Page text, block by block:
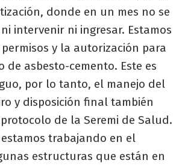
donde en un mes no se
intervenir ni ingresar. Estamos
y la autorización para
de asbesto-cemento. Este es
por lo tanto, el manejo del
y disposición final también
de la Seremi de Salud.
trabajando en el
estructuras que están en